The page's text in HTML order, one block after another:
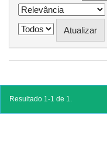
Resultado 1-1 de 1.